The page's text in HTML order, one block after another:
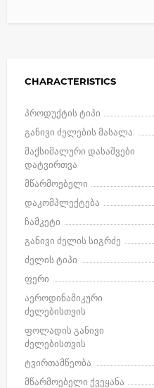
CHARACTERISTICS
პროდუქტის ტიპი
განივი ძელების მასალა:
მაქსიმალური დასაშვები
დატვირთვა
მწარმოებელი
დაკომპლექტება
ჩამკეტი
განივი ძელის სიგრძე
ძელის ტიპი
ფერი
აეროდინამიკური
ძელებისთვის
ფოლადის განივი
ძელებისთვის
ტვირთამწეობა
მწარმოებელი ქვეყანა